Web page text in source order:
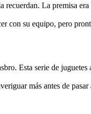
La premisa
con su equipo, pero
Esta serie de juguetes
más antes de pasar